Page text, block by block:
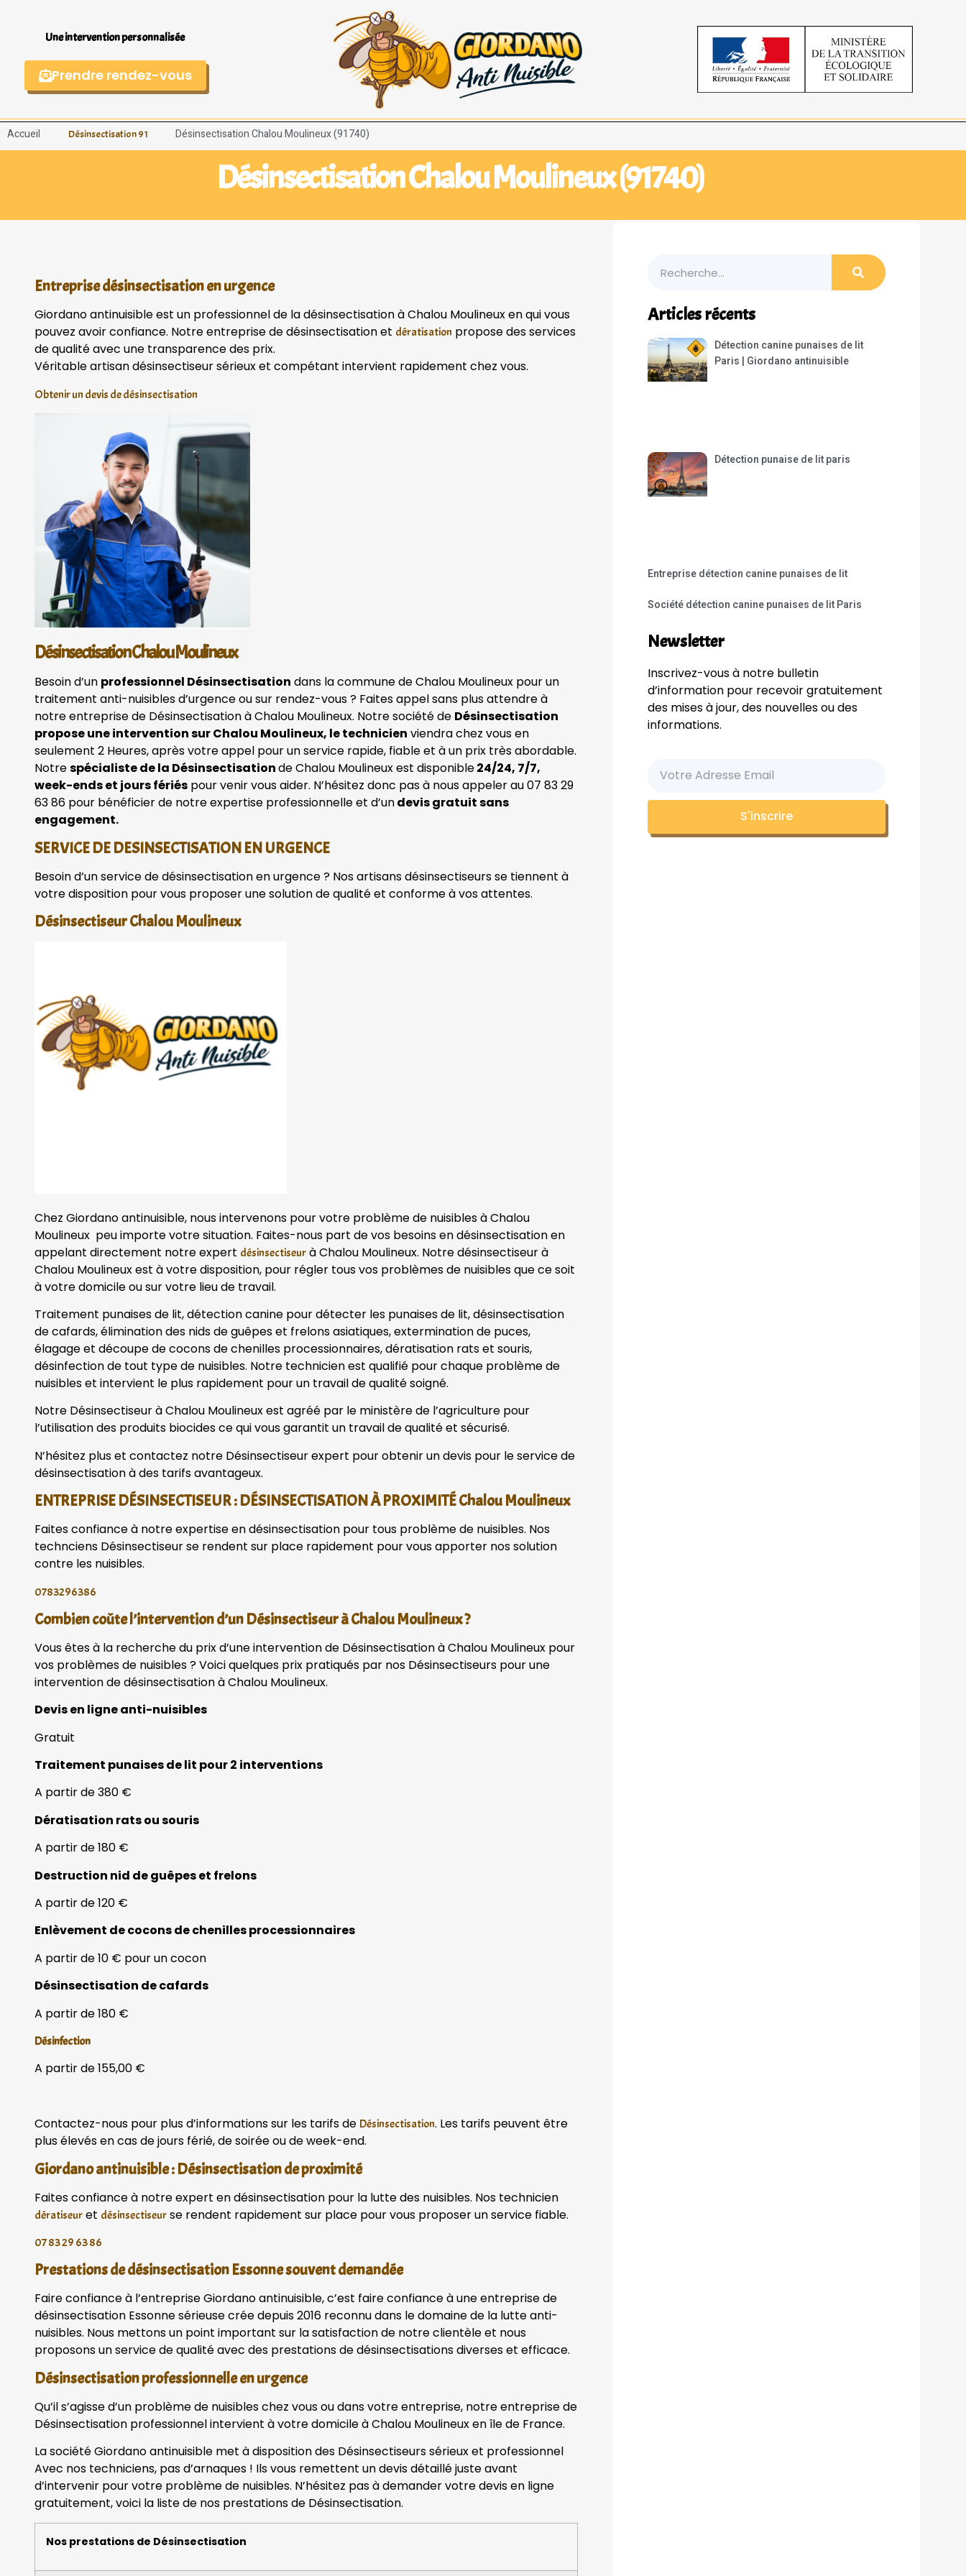
Une intervention personnalisée
Prendre rendez-vous
Accueil Désinsectisation 91 Désinsectisation Chalou Moulineux (91740)
Désinsectisation Chalou Moulineux (91740)
Entreprise désinsectisation en urgence
Giordano antinuisible est un professionnel de la désinsectisation à Chalou Moulineux en qui vous
pouvez avoir confiance. Notre entreprise de désinsectisation et dératisation propose des services
de qualité avec une transparence des prix.
Véritable artisan désinsectiseur sérieux et compétant intervient rapidement chez vous.
Obtenir un devis de désinsectisation
Désinsectisation Chalou Moulineux
Besoin d’un professionnel Désinsectisation dans la commune de Chalou Moulineux pour un
traitement anti-nuisibles d’urgence ou sur rendez-vous ? Faites appel sans plus attendre à
notre entreprise de Désinsectisation à Chalou Moulineux. Notre société de Désinsectisation
propose une intervention sur Chalou Moulineux, le technicien viendra chez vous en
seulement 2 Heures, après votre appel pour un service rapide, fiable et à un prix très abordable.
Notrespécialiste de la Désinsectisationde Chalou Moulineux est disponible24/24, 7/7,
week-ends et jours fériés pour venir vous aider. N’hésitez donc pas à nous appeler au 07 83 29
63 86 pour bénéficier de notre expertise professionnelle et d’undevis gratuit sans
engagement.
SERVICE DE DESINSECTISATION EN URGENCE
Besoin d’un service de désinsectisation en urgence ? Nos artisans désinsectiseurs se tiennent à
votre disposition pour vous proposer une solution de qualité et conforme à vos attentes.
Désinsectiseur Chalou Moulineux
Chez Giordano antinuisible, nous intervenons pour votre problème de nuisibles à Chalou
Moulineux peu importe votre situation. Faites-nous part de vos besoins en désinsectisation en
appelant directement notre expert désinsectiseur à Chalou Moulineux. Notre désinsectiseur à
Chalou Moulineux est à votre disposition, pour régler tous vos problèmes de nuisibles que ce soit
à votre domicile ou sur votre lieu de travail.
Traitement punaises de lit, détection canine pour détecter les punaises de lit, désinsectisation
de cafards, élimination des nids de guêpes et frelons asiatiques, extermination de puces,
élagage et découpe de cocons de chenilles processionnaires, dératisation rats et souris,
désinfection de tout type de nuisibles. Notre technicien est qualifié pour chaque problème de
nuisibles et intervient le plus rapidement pour un travail de qualité soigné.
Notre Désinsectiseur à Chalou Moulineux est agréé par le ministère de l’agriculture pour
l’utilisation des produits biocides ce qui vous garantit un travail de qualité et sécurisé.
N’hésitez plus et contactez notre Désinsectiseur expert pour obtenir un devis pour le service de
désinsectisation à des tarifs avantageux.
ENTREPRISE DÉSINSECTISEUR : DÉSINSECTISATION À PROXIMITÉ Chalou Moulineux
Faites confiance à notre expertise en désinsectisation pour tous problème de nuisibles. Nos
technciens Désinsectiseur se rendent sur place rapidement pour vous apporter nos solution
contre les nuisibles.
0783296386
Combien coûte l’intervention d’un Désinsectiseur à Chalou Moulineux ?
Vous êtes à la recherche du prix d’une intervention de Désinsectisation à Chalou Moulineux pour
vos problèmes de nuisibles ? Voici quelques prix pratiqués par nos Désinsectiseurs pour une
intervention de désinsectisation à Chalou Moulineux.
Devis en ligne anti-nuisibles
Gratuit
Traitement punaises de lit pour 2 interventions
A partir de 380 €
Dératisation rats ou souris
A partir de 180 €
Destruction nid de guêpes et frelons
A partir de 120 €
Enlèvement de cocons de chenilles processionnaires
A partir de 10 € pour un cocon
Désinsectisation de cafards
A partir de 180 €
Désinfection
A partir de 155,00 €
Contactez-nous pour plus d’informations sur les tarifs de Désinsectisation. Les tarifs peuvent être
plus élevés en cas de jours férié, de soirée ou de week-end.
Giordano antinuisible : Désinsectisation de proximité
Faites confiance à notre expert en désinsectisation pour la lutte des nuisibles. Nos technicien
dératiseur et désinsectiseur se rendent rapidement sur place pour vous proposer un service fiable.
07 83 29 63 86
Prestations de désinsectisation Essonne souvent demandée
Faire confiance à l’entreprise Giordano antinuisible, c’est faire confiance à une entreprise de
désinsectisation Essonne sérieuse crée depuis 2016 reconnu dans le domaine de la lutte anti-
nuisibles. Nous mettons un point important sur la satisfaction de notre clientèle et nous
proposons un service de qualité avec des prestations de désinsectisations diverses et efficace.
Désinsectisation professionnelle en urgence
Qu’il s’agisse d’un problème de nuisibles chez vous ou dans votre entreprise, notre entreprise de
Désinsectisation professionnel intervient à votre domicile à Chalou Moulineux en île de France.
La société Giordano antinuisible met à disposition des Désinsectiseurs sérieux et professionnel
Avec nos techniciens, pas d’arnaques ! Ils vous remettent un devis détaillé juste avant
d’intervenir pour votre problème de nuisibles. N’hésitez pas à demander votre devis en ligne
gratuitement, voici la liste de nos prestations de Désinsectisation.
Nos prestations de Désinsectisation
Articles récents
Détection canine punaises de lit
Paris | Giordano antinuisible
Détection punaise de lit paris
Entreprise détection canine punaises de lit
Société détection canine punaises de lit Paris
Newsletter
Inscrivez-vous à notre bulletin
d’information pour recevoir gratuitement
des mises à jour, des nouvelles ou des
informations.
S'inscrire